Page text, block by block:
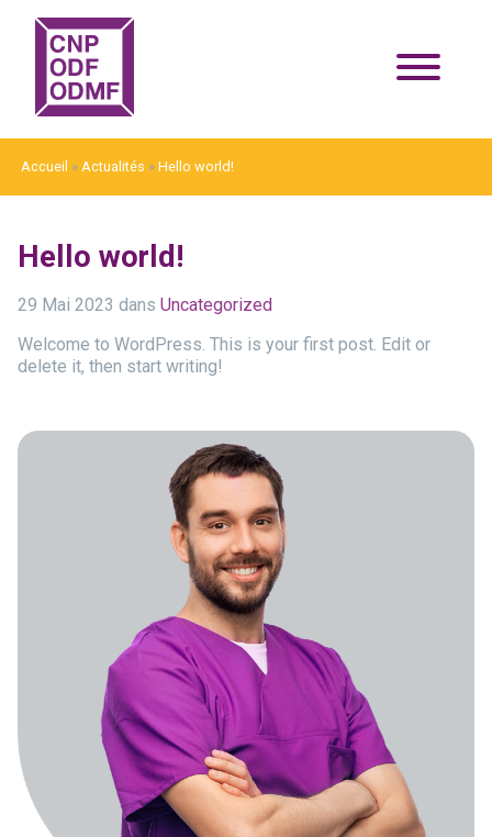
Accueil »Actualités »Hello world!
Hello world!
29 Mai 2023 dans Uncategorized
Welcome to WordPress. This is your first post. Edit or
delete it, then start writing!